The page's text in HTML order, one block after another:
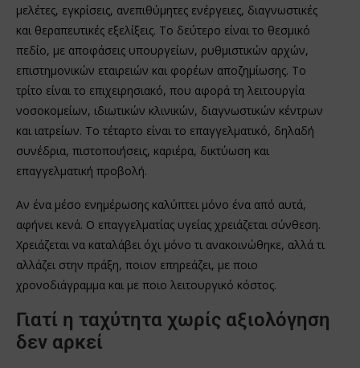
μελέτες, εγκρίσεις, ανεπιθύμητες ενέργειες, διαγνωστικές
και θεραπευτικές εξελίξεις. Το δεύτερο είναι το θεσμικό
πεδίο, με αποφάσεις υπουργείων, ρυθμιστικών αρχών,
επιστημονικών εταιρειών και φορέων αποζημίωσης. Το
τρίτο είναι το επιχειρησιακό, που αφορά τη λειτουργία
νοσοκομείων, ιδιωτικών κλινικών, διαγνωστικών κέντρων
και ιατρείων. Το τέταρτο είναι το επαγγελματικό, δηλαδή
συνέδρια, πιστοποιήσεις, καριέρα, δικτύωση και
επαγγελματική προβολή.
Αν ένα μέσο ενημέρωσης καλύπτει μόνο ένα από αυτά,
αφήνει κενά. Ο επαγγελματίας υγείας χρειάζεται σύνθεση.
Χρειάζεται να καταλάβει όχι μόνο τι ανακοινώθηκε, αλλά τι
αλλάζει στην πράξη, ποιον επηρεάζει, με ποιο
χρονοδιάγραμμα και με ποιο λειτουργικό κόστος.
Γιατί η ταχύτητα χωρίς αξιολόγηση
δεν αρκεί